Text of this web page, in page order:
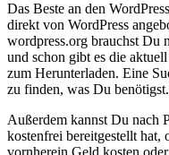
Das Beste an den
direkt von WordPress
wordpress.org brauchst Du
und schon gibt es die
zum Herunterladen. Eine
zu finden, was Du benötigst.
Außerdem kannst Du nach
kostenfrei bereitgestellt hat,